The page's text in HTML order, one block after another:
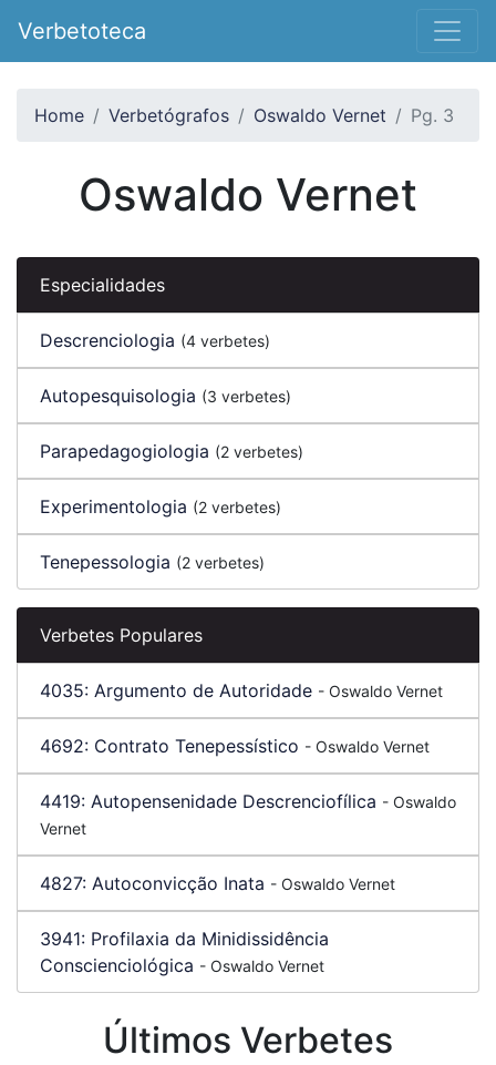
Verbetoteca
Home Verbetógrafos Oswaldo Vernet Pg. 3
Oswaldo Vernet
Especialidades
Descrenciologia (4 verbetes)
Autopesquisologia (3 verbetes)
Parapedagogiologia (2 verbetes)
Experimentologia (2 verbetes)
Tenepessologia (2 verbetes)
Verbetes Populares
4035: Argumento de Autoridade - Oswaldo Vernet
4692: Contrato Tenepessístico - Oswaldo Vernet
4419: Autopensenidade Descrenciofílica - Oswaldo
Vernet
4827: Autoconvicção Inata - Oswaldo Vernet
3941: Profilaxia da Minidissidência
Conscienciológica - Oswaldo Vernet
Últimos Verbetes